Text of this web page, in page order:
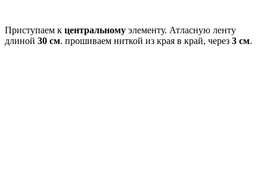
Приступаем к центральному элементу. Атласную ленту
длиной 30 см. прошиваем ниткой из края в край, через 3 см.